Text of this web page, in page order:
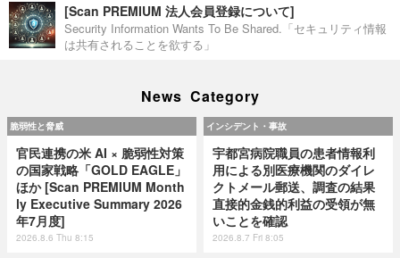
[Scan PREMIUM 法人会員登録について]
Security Information Wants To Be Shared.「セキュリティ情報
は共有されることを欲する」
News Category
脆弱性と脅威
官民連携の米 AI × 脆弱性対策
の国家戦略「GOLD EAGLE」
ほか [Scan PREMIUM Month
ly Executive Summary 2026
年7月度]
2026.8.6 Thu 8:15
インシデント・事故
宇都宮病院職員の患者情報利
用による別医療機関のダイレ
クトメール郵送、調査の結果
直接的金銭的利益の受領が無
いことを確認
2026.8.7 Fri 8:05